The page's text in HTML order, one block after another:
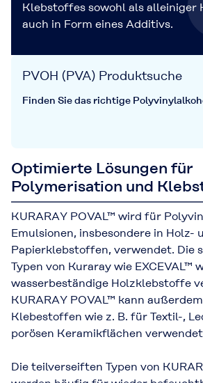
Klebstoffes sowohl als alleiniger
auch in Form eines Additivs.
PVOH (PVA) Produktsuche
Finden Sie das richtige
Optimierte Lösungen für
Polymerisation und
KURARAY POVAL™ wird für
Emulsionen, insbesondere in Holz-
Papierklebstoffen, verwendet. Die
Typen von Kuraray wie EXCEVAL™
wasserbeständige Holzklebstoffe
KURARAY POVAL™ kann
Klebestoffen wie z. B. für Textil-,
porösen Keramikflächen
Die teilverseiften Typen von